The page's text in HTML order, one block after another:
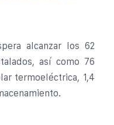
alcanzar los 62
así como 76
termoeléctrica, 1,4